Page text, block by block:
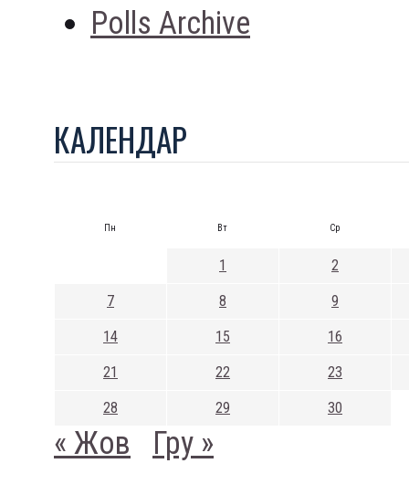
Polls Archive
КАЛЕНДАР
Пн Вт Ср
1 2
7 8 9
14 15 16
21 22 23
28 29 30
« Жов Гру »